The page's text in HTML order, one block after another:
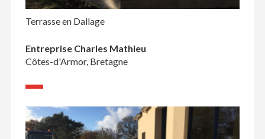
Terrasse en Dallage
Entreprise Charles Mathieu
Côtes-d'Armor, Bretagne